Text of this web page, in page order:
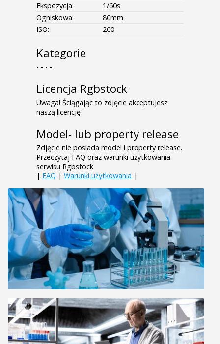
Ekspozycja:
1/60s
Ogniskowa:
80mm
ISO:
200
Kategorie
- - - -
Licencja Rgbstock
Uwaga! Ściągając to zdjęcie akceptujesz
naszą licencję
Model- lub property release
Zdjęcie nie posiada model i property release.
Przeczytaj FAQ oraz warunki użytkowania
serwisu Rgbstock
| FAQ | Warunki użytkowania |